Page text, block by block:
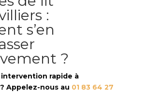
:
s’en
?
intervention rapide à
Appelez-nous au 01 83 64 27